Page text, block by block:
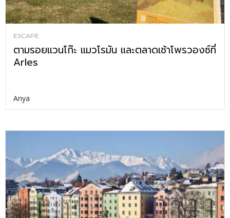
ESCAPE
ตามรอยแวนโก๊ะ แมวโรมัน และตลาดเช้าโพรวองซ์ที่
Arles
Anya